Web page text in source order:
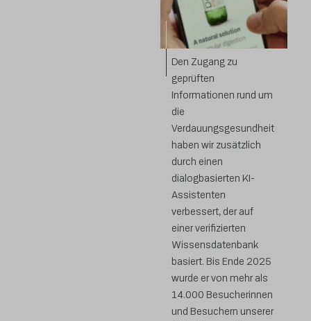
Den Zugang zu
geprüften
Informationen rund um
die
Verdauungsgesundheit
haben wir zusätzlich
durch einen
dialogbasierten KI-
Assistenten
verbessert, der auf
einer verifizierten
Wissensdatenbank
basiert. Bis Ende 2025
wurde er von mehr als
14.000 Besucherinnen
und Besuchern unserer